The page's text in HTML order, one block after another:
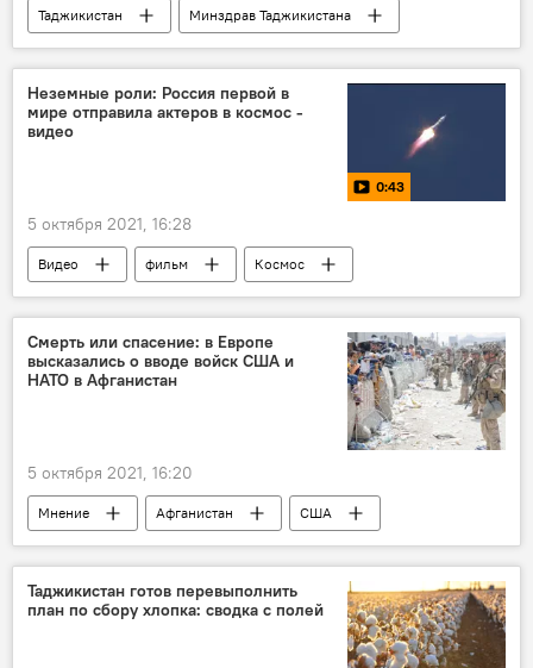
Таджикистан
Минздрав Таджикистана
Россия
полиомиелит
Россия - Таджикистан: новости об авиа- и ж/д перевозках
Неземные роли: Россия первой в
мире отправила актеров в космос -
видео
0:43
5 октября 2021, 16:28
Видео фильм
Космос
Россия
съемки
Смерть или спасение: в Европе
высказались о вводе войск США и
НАТО в Афганистан
5 октября 2021, 16:20
Мнение Афганистан
США
Мир
Таджикистан готов перевыполнить
план по сбору хлопка: сводка с полей